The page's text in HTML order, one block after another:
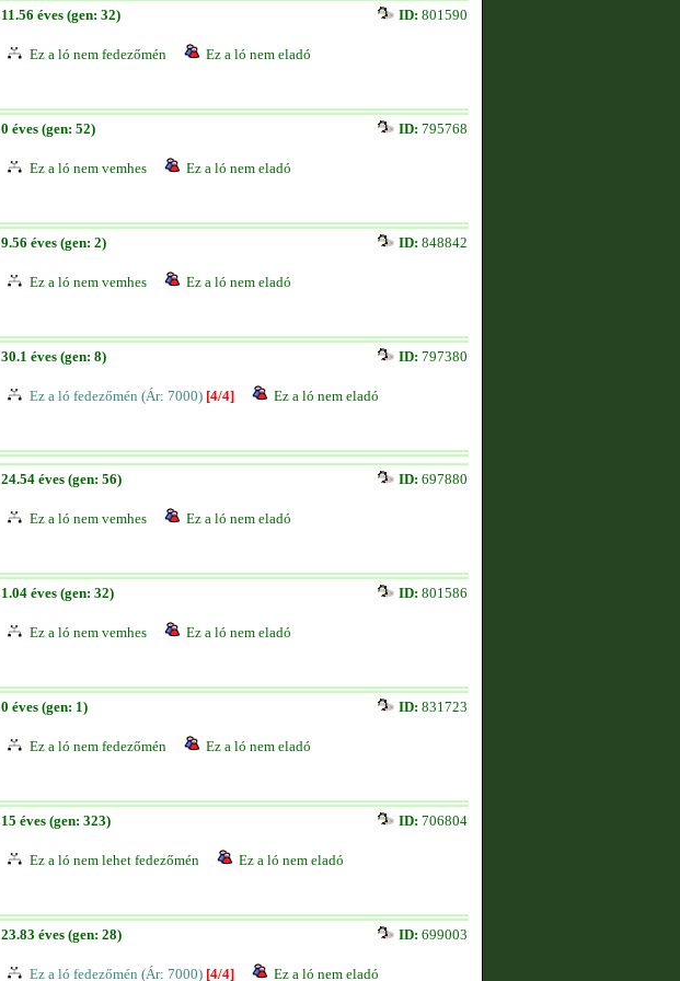
11.56 éves (gen: 32) ID: 801590
Ez a ló nem fedezőmén Ez a ló nem eladó
0 éves (gen: 52) ID: 795768
Ez a ló nem vemhes Ez a ló nem eladó
9.56 éves (gen: 2) ID: 848842
Ez a ló nem vemhes Ez a ló nem eladó
30.1 éves (gen: 8) ID: 797380
Ez a ló fedezőmén (Ár: 7000) [4/4] Ez a ló nem eladó
24.54 éves (gen: 56) ID: 697880
Ez a ló nem vemhes Ez a ló nem eladó
1.04 éves (gen: 32) ID: 801586
Ez a ló nem vemhes Ez a ló nem eladó
0 éves (gen: 1) ID: 831723
Ez a ló nem fedezőmén Ez a ló nem eladó
15 éves (gen: 323) ID: 706804
Ez a ló nem lehet fedezőmén Ez a ló nem eladó
23.83 éves (gen: 28) ID: 699003
Ez a ló fedezőmén (Ár: 7000) [4/4] Ez a ló nem eladó